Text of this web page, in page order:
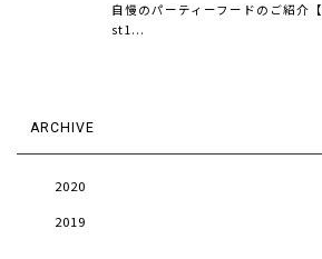
自慢のパーティーフードのご紹介
st1...
ARCHIVE
2020
2019